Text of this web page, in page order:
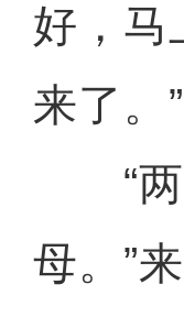
好，马
来了。”
“两
母。”